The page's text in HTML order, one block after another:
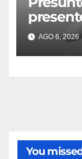
Valeria
AGO 6, 2026
You